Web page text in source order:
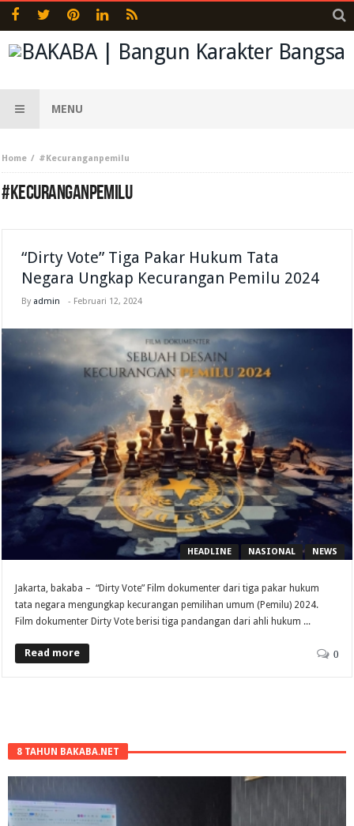
MENU
Home #Kecuranganpemilu
#KECURANGANPEMILU
“Dirty Vote” Tiga Pakar Hukum Tata
Negara Ungkap Kecurangan Pemilu 2024
By admin - Februari 12, 2024
HEADLINE NASIONAL NEWS
Jakarta, bakaba – “Dirty Vote” Film dokumenter dari tiga pakar hukum
tata negara mengungkap kecurangan pemilihan umum (Pemilu) 2024.
Film dokumenter Dirty Vote berisi tiga pandangan dari ahli hukum ...
Read more 0
8 TAHUN BAKABA.NET